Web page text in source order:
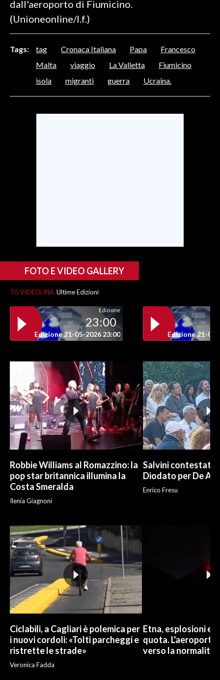
ALTRI SPORT
SPETTACOLI
NECROLOGI
dall'aeroporto di Fiumicino.
(Unioneonline/l.f.)
Tags: tag Cronaca Italiana Papa
Francesco
Malta
viaggio La Valletta
Fiumicino
isola
migranti guerra Ucraina.
FOTO E VIDEO GALLERY
TG VIDEOLINA Ultime Edizioni
Edizione
23:00
Edizione 21-05-2026 23:00 Edizione 21-05-
Robbie Williams al Romazzino: la
pop star britannica illumina la
Costa Smeralda
Ilenia Giagnoni
Salvini contestato
Diodato per De
Enrico Fresu
Ciclabili, a Cagliari è polemica per
i nuovi cordoli: «Tolti parcheggi e
ristrette le strade»
Veronica Fadda
Etna, esplosioni e
quota. L'aeroporto
verso la normalità